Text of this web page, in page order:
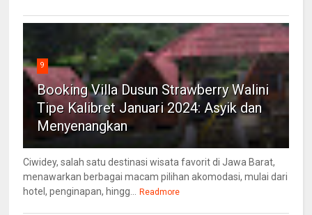
9
Booking Villa Dusun Strawberry Walini
Tipe Kalibret Januari 2024: Asyik dan
Menyenangkan
Ciwidey, salah satu destinasi wisata favorit di Jawa Barat,
menawarkan berbagai macam pilihan akomodasi, mulai dari
hotel, penginapan, hingg...
Readmore